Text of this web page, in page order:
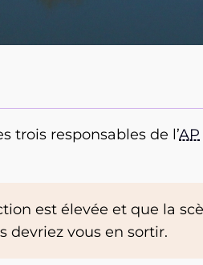
trois responsables de l’AP
est élevée et que la
devriez vous en sortir.